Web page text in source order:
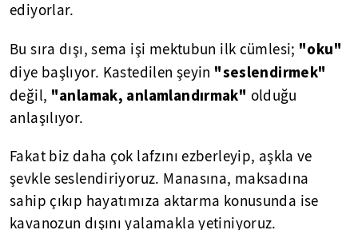
ediyorlar.
Bu sıra dışı, sema işi mektubun ilk cümlesi; "oku"
diye başlıyor. Kastedilen şeyin "seslendirmek"
değil, "anlamak, anlamlandırmak" olduğu
anlaşılıyor.
Fakat biz daha çok lafzını ezberleyip, aşkla ve
şevkle seslendiriyoruz. Manasına, maksadına
sahip çıkıp hayatımıza aktarma konusunda ise
kavanozun dışını yalamakla yetiniyoruz.